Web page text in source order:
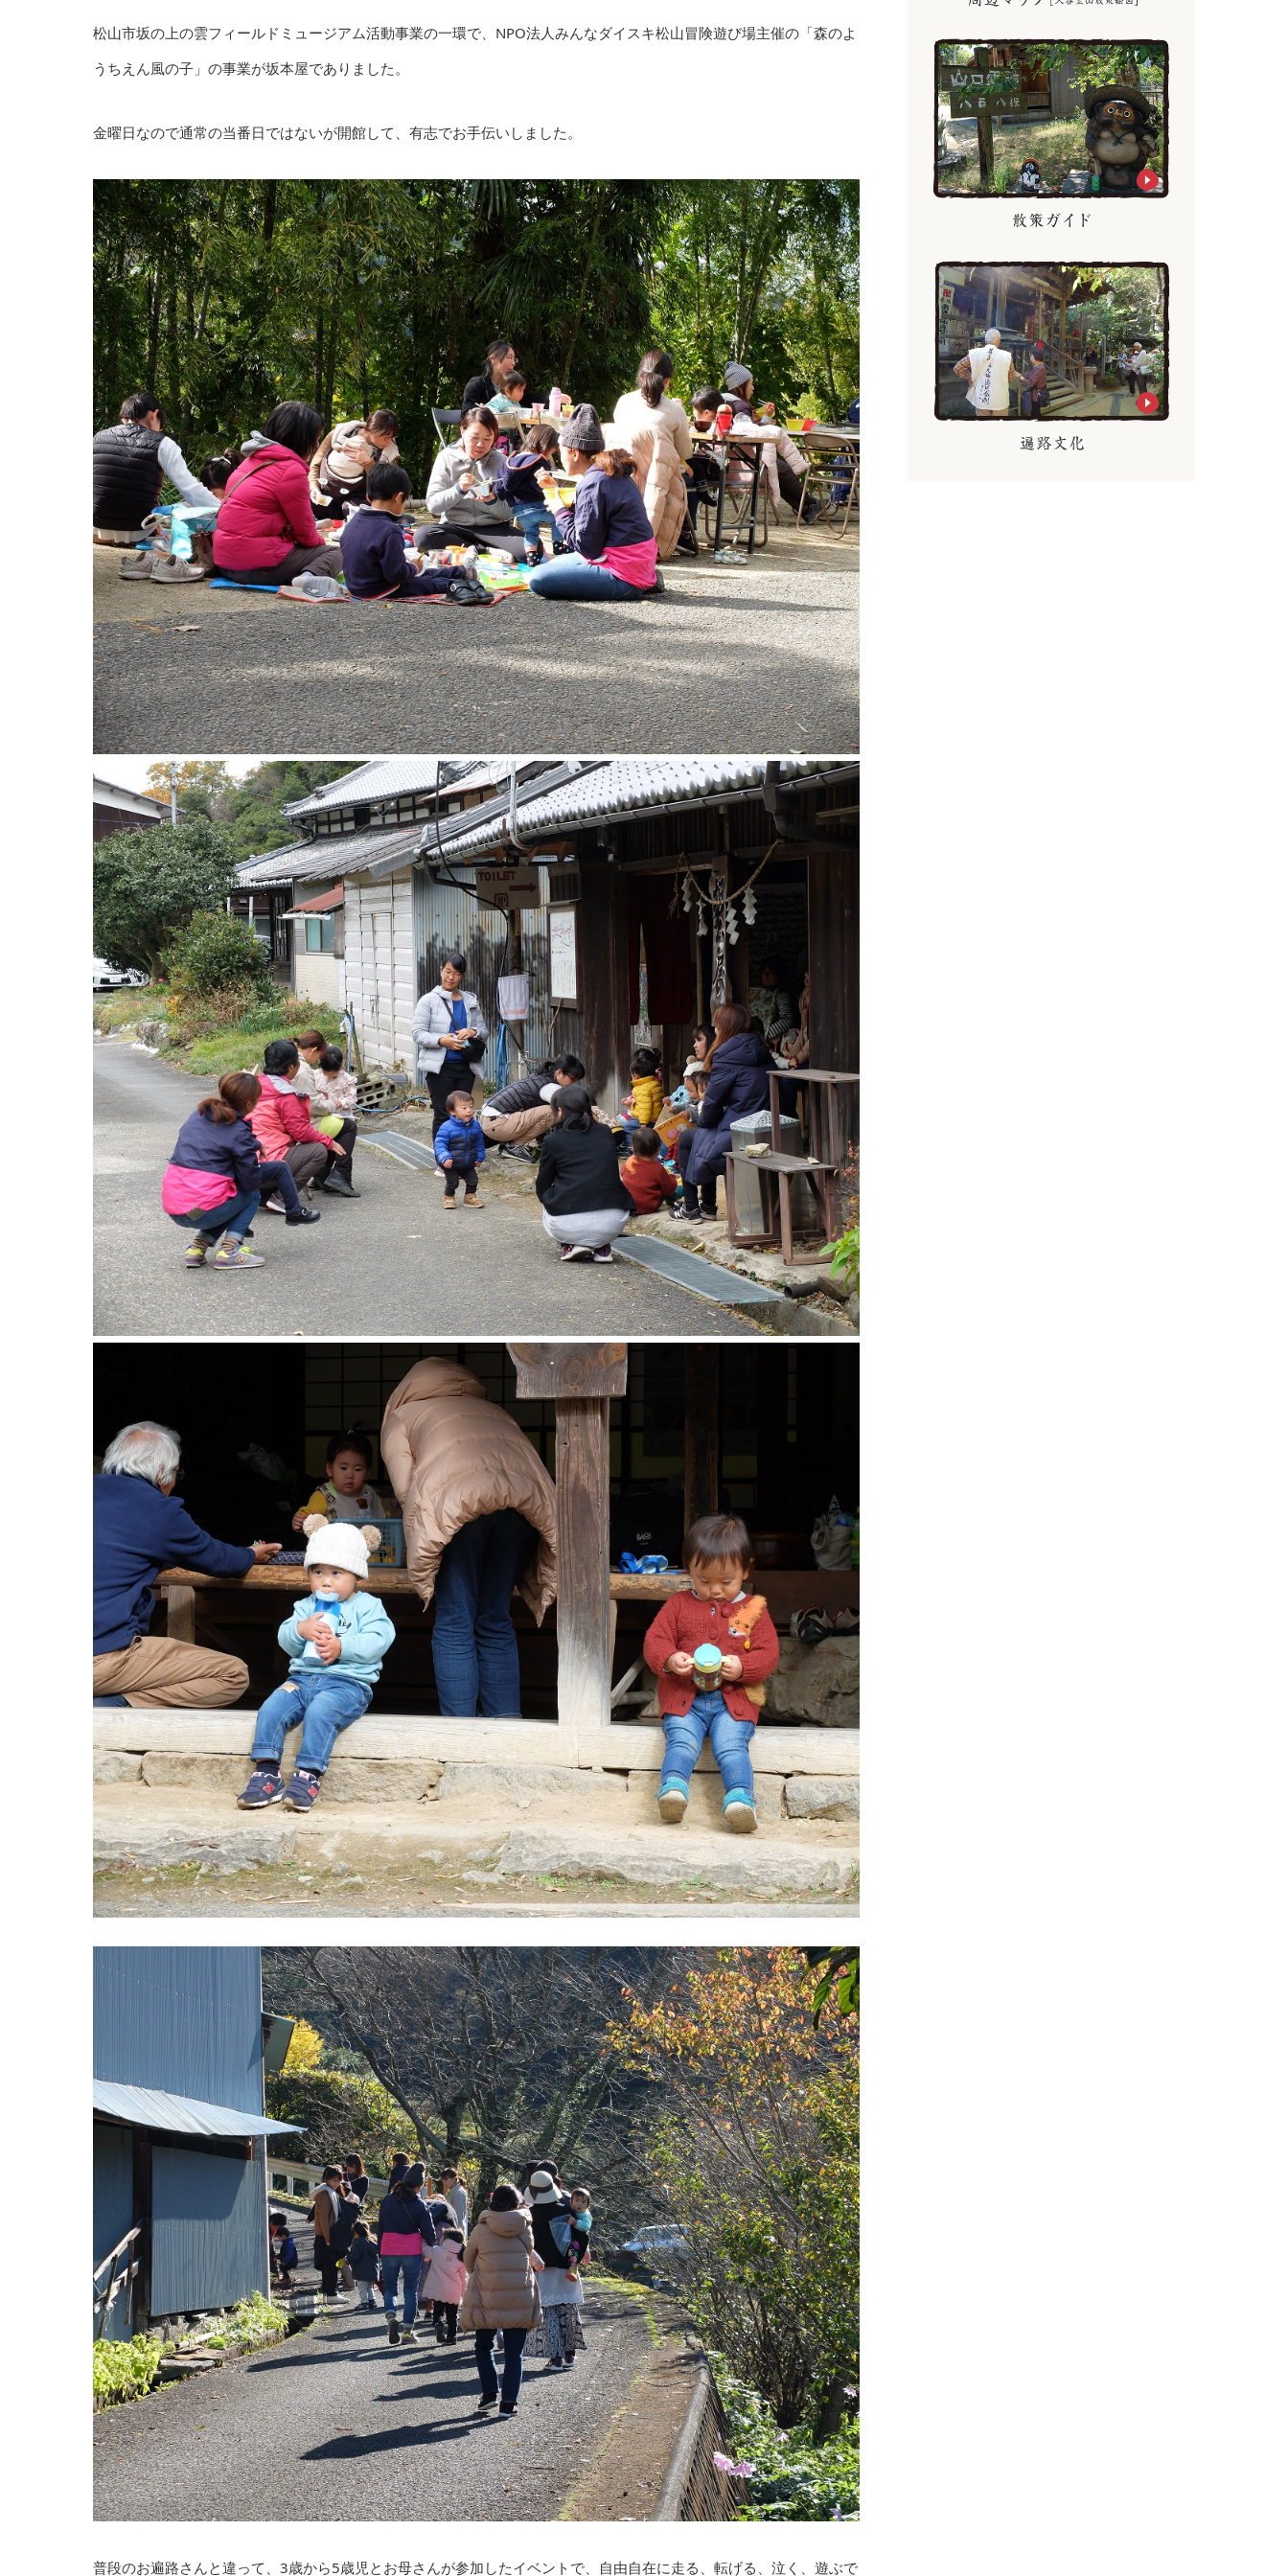
松山市坂の上の雲フィールドミュージアム活動事業の一環で、NPO法人みんなダイスキ松山冒険遊び場主催の「森のよ
うちえん風の子」の事業が坂本屋でありました。
金曜日なので通常の当番日ではないが開館して、有志でお手伝いしました。
普段のお遍路さんと違って、3歳から5歳児とお母さんが参加したイベントで、自由自在に走る、転げる、泣く、遊ぶで